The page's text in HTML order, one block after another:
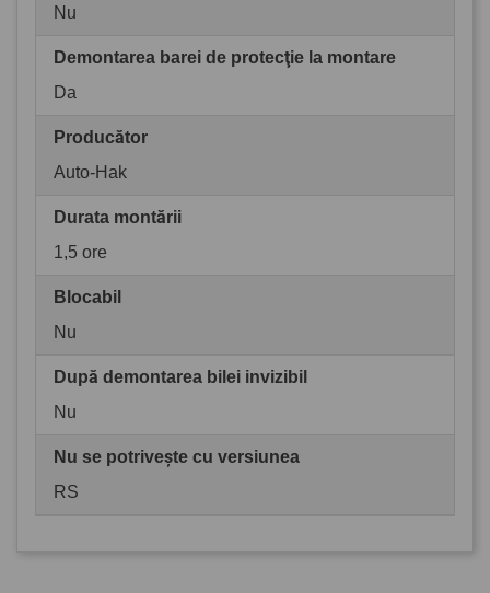
Nu
Demontarea barei de protecţie la montare
Da
Producător
Auto-Hak
Durata montării
1,5 ore
Blocabil
Nu
După demontarea bilei invizibil
Nu
Nu se potrivește cu versiunea
RS